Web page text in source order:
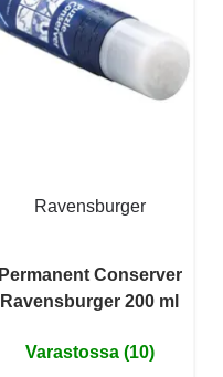
Ravensburger
Permanent Conserver
Ravensburger 200 ml
Varastossa (10)